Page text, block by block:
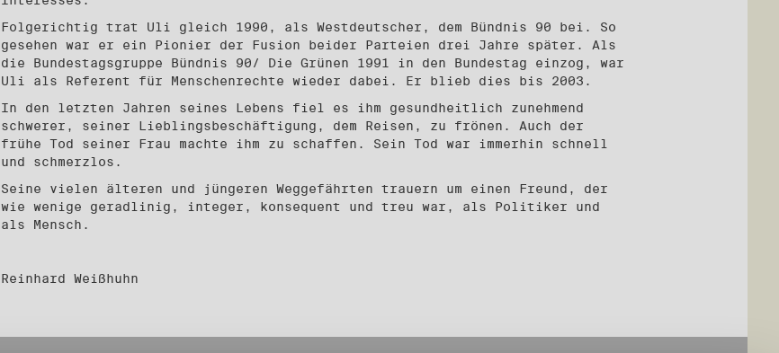
Folgerichtig trat Uli gleich 1990, als Westdeutscher, dem Bündnis 90 bei. So
gesehen war er ein Pionier der Fusion beider Parteien drei Jahre später. Als
die Bundestagsgruppe Bündnis 90/ Die Grünen 1991 in den Bundestag einzog, war
Uli als Referent für Menschenrechte wieder dabei. Er blieb dies bis 2003.
In den letzten Jahren seines Lebens fiel es ihm gesundheitlich zunehmend
schwerer, seiner Lieblingsbeschäftigung, dem Reisen, zu frönen. Auch der
frühe Tod seiner Frau machte ihm zu schaffen. Sein Tod war immerhin schnell
und schmerzlos.
Seine vielen älteren und jüngeren Weggefährten trauern um einen Freund, der
wie wenige geradlinig, integer, konsequent und treu war, als Politiker und
als Mensch.
Reinhard Weißhuhn